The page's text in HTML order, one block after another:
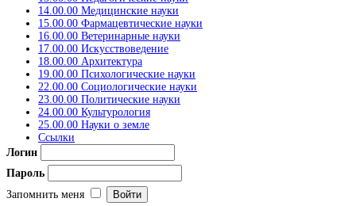
14.00.00 Медицинские науки
15.00.00 Фармацевтические науки
16.00.00 Ветеринарные науки
17.00.00 Искусствоведение
18.00.00 Архитектура
19.00.00 Психологические науки
22.00.00 Социологические науки
23.00.00 Политические науки
24.00.00 Культурология
25.00.00 Науки о земле
Ссылки
Логин
Пароль
Запомнить меня